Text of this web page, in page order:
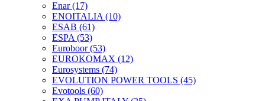
Enar(17)
ENOITALIA (10)
ESAB (61)
ESPA (53)
Euroboor(53)
EUROKOMAX (12)
Eurosystems (74)
EVOLUTION POWER TOOLS (45)
Evotools (60)